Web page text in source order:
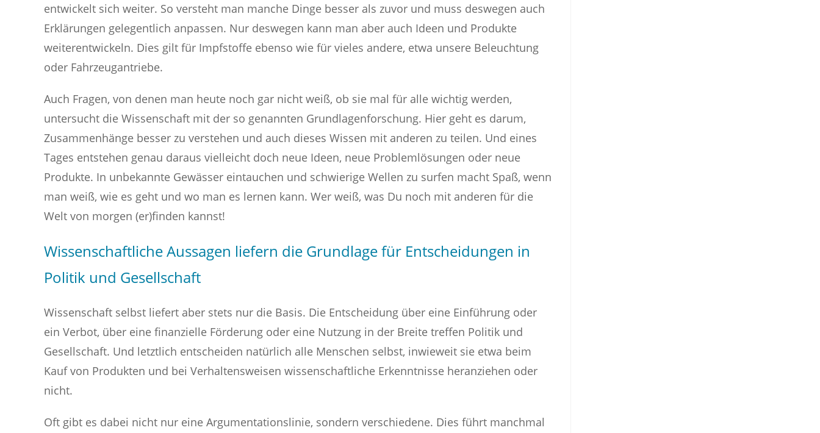
entwickelt sich weiter. So versteht man manche Dinge besser als zuvor und muss deswegen auch
Erklärungen gelegentlich anpassen. Nur deswegen kann man aber auch Ideen und Produkte
weiterentwickeln. Dies gilt für Impfstoffe ebenso wie für vieles andere, etwa unsere Beleuchtung
oder Fahrzeugantriebe.
Auch Fragen, von denen man heute noch gar nicht weiß, ob sie mal für alle wichtig werden,
untersucht die Wissenschaft mit der so genannten Grundlagenforschung. Hier geht es darum,
Zusammenhänge besser zu verstehen und auch dieses Wissen mit anderen zu teilen. Und eines
Tages entstehen genau daraus vielleicht doch neue Ideen, neue Problemlösungen oder neue
Produkte. In unbekannte Gewässer eintauchen und schwierige Wellen zu surfen macht Spaß, wenn
man weiß, wie es geht und wo man es lernen kann. Wer weiß, was Du noch mit anderen für die
Welt von morgen (er)finden kannst!
Wissenschaftliche Aussagen liefern die Grundlage für Entscheidungen in
Politik und Gesellschaft
Wissenschaft selbst liefert aber stets nur die Basis. Die Entscheidung über eine Einführung oder
ein Verbot, über eine finanzielle Förderung oder eine Nutzung in der Breite treffen Politik und
Gesellschaft. Und letztlich entscheiden natürlich alle Menschen selbst, inwieweit sie etwa beim
Kauf von Produkten und bei Verhaltensweisen wissenschaftliche Erkenntnisse heranziehen oder
nicht.
Oft gibt es dabei nicht nur eine Argumentationslinie, sondern verschiedene. Dies führt manchmal